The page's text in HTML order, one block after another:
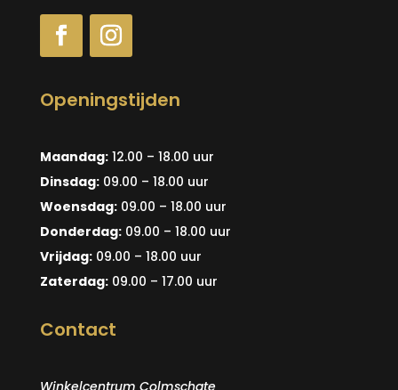
Openingstijden
Maandag:12.00 – 18.00 uur
Dinsdag:09.00 – 18.00 uur
Woensdag:09.00 – 18.00 uur
Donderdag:09.00 – 18.00 uur
Vrijdag:09.00 – 18.00 uur
Zaterdag:09.00 – 17.00 uur
Contact